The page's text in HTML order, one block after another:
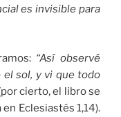
es invisible para
“Así observé
el sol, y vi que todo
cierto, el libro se
Eclesiastés 1,14).